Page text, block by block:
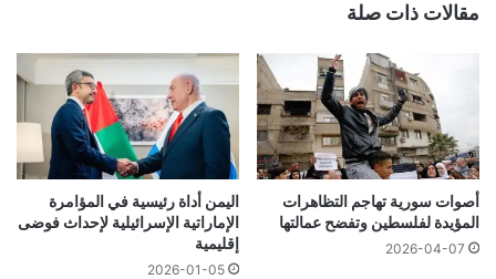
مقالات ذات صلة
أصوات سورية تهاجم التظاهرات
المؤيدة لفلسطين وتفضح عمالتها
2026-04-07
اليمن أداة رئيسية في المؤامرة
الإماراتية الإسرائيلية لإحداث فوضى
إقليمية
2026-01-05